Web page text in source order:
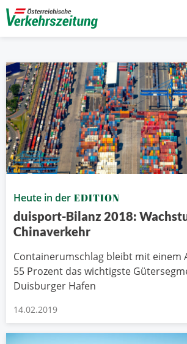
Heute in der EDITION
duisport-Bilanz 2018:
Chinaverkehr
Containerumschlag bleibt mit einem
55 Prozent das wichtigste
Duisburger Hafen
14.02.2019